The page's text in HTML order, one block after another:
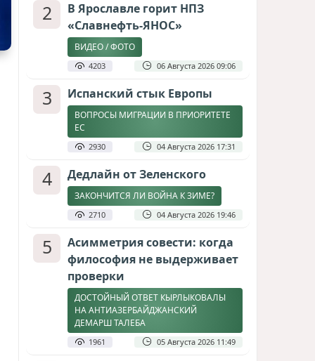
2
В Ярославле горит НПЗ
«Славнефть-ЯНОС»
ВИДЕО / ФОТО
4203 06 Августа 2026 09:06
3 Испанский стык Европы
ВОПРОСЫ МИГРАЦИИ В ПРИОРИТЕТЕ
ЕС
2930 04 Августа 2026 17:31
4 Дедлайн от Зеленского
ЗАКОНЧИТСЯ ЛИ ВОЙНА К ЗИМЕ?
2710 04 Августа 2026 19:46
5
Асимметрия совести: когда
философия не выдерживает
проверки
ДОСТОЙНЫЙ ОТВЕТ КЫРЛЫКОВАЛЫ
НА АНТИАЗЕРБАЙДЖАНСКИЙ
ДЕМАРШ ТАЛЕБА
1961 05 Августа 2026 11:49